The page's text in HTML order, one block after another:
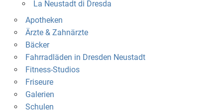
La Neustadt di Dresda
Apotheken
Ärzte & Zahnärzte
Bäcker
Fahrradläden in Dresden Neustadt
Fitness-Studios
Friseure
Galerien
Schulen